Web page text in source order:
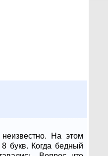
На этом
букв. Когда бедный